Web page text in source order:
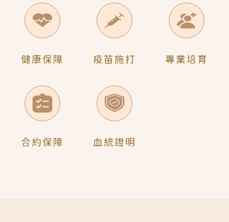
健康保障 疫苗施打 專業培育
合約保障 血統證明